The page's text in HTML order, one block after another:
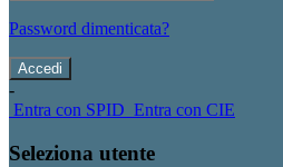
Password dimenticata?
-
Entra con SPID Entra con CIE
Seleziona utente